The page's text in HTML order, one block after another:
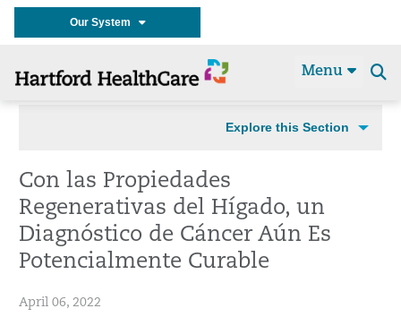
Our System
Menu
Explore this Section
Con las Propiedades
Regenerativas del Hígado, un
Diagnóstico de Cáncer Aún Es
Potencialmente Curable
April 06, 2022